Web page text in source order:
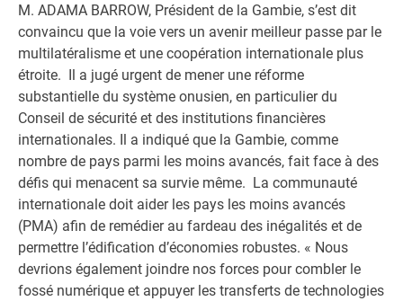
M. ADAMA BARROW, Président de la Gambie, s’est dit
convaincu que la voie vers un avenir meilleur passe par le
multilatéralisme et une coopération internationale plus
étroite. Il a jugé urgent de mener une réforme
substantielle du système onusien, en particulier du
Conseil de sécurité et des institutions financières
internationales. Il a indiqué que la Gambie, comme
nombre de pays parmi les moins avancés, fait face à des
défis qui menacent sa survie même. La communauté
internationale doit aider les pays les moins avancés
(PMA) afin de remédier au fardeau des inégalités et de
permettre l’édification d’économies robustes. « Nous
devrions également joindre nos forces pour combler le
fossé numérique et appuyer les transferts de technologies